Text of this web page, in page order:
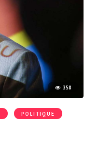
358
POLITIQUE